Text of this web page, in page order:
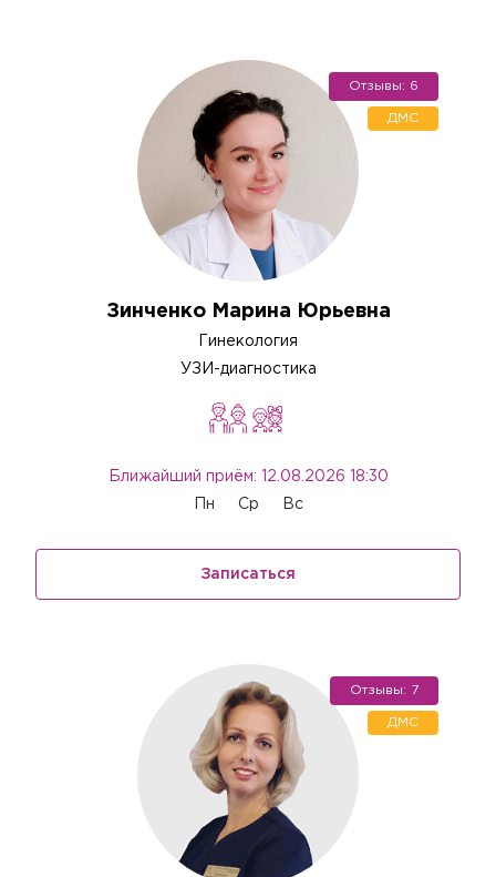
Зинченко Марина Юрьевна
Гинекология
УЗИ-диагностика
Ближайший приём: 12.08.2026 18:30
Пн Ср Вс
Записаться
Отзывы: 6
ДМС
Отзывы: 7
ДМС